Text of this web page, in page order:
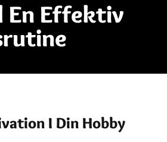
En Effektiv
I Din Hobby